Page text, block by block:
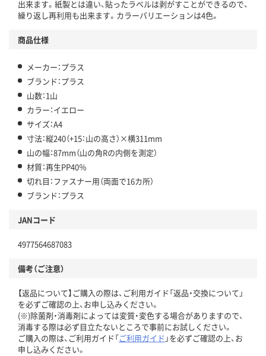
出来ます。紙製とは違い、貼ったラベルは剥がすことができるので、
繰り返し再利用も出来ます。カラーバリエーションは4色。
商品仕様
メーカー：プラス
ブランド：プラス
山数：1山
カラー：イエロー
サイズ：A4
寸法：縦240（+15：山の高さ）×横311mm
山の幅：87mm（山の角Rの内側を測定）
材質：再生PP40％
切れ目：ファスナー用（両面で16カ所）
ブランド：プラス
JANコード
4977564687083
備考（ご注意）
【返品について】ご購入の際は、ご利用ガイド「返品・交換について」
を必ずご確認の上、お申し込みください。
(※)除菌剤・消毒剤によっては変質・変色する場合がありますので、
消毒する際は必ず目立たないところで事前にお試しください。
ご購入の際は、ご利用ガイド「ご利用ガイド 」を必ずご確認の上、お
申し込みください。